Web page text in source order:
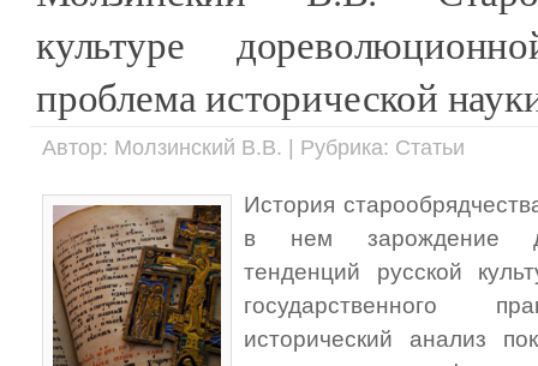
культуре
проблема исторической
Автор: Молзинский В.В. | Рубрика: Статьи
История
в нем зарождение
тенденций русской
государственного
исторический анализ